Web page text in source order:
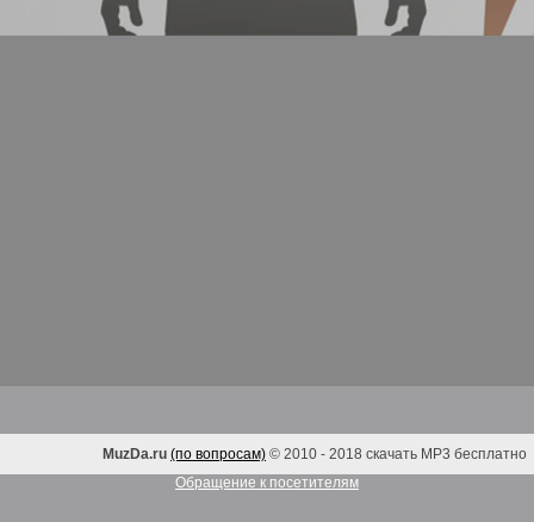
MuzDa.ru (по вопросам) © 2010 - 2018 скачать MP3 бесплатно
Обращение к посетителям